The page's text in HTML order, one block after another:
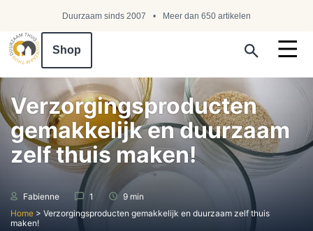
Duurzaam sinds 2007 Meer dan 650 artikelen
Shop
Verzorgingsproducten
gemakkelijk en duurzaam
zelf thuis maken!
Fabienne 1
9 min
Home > Verzorgingsproducten gemakkelijk en duurzaam zelf thuis
maken!